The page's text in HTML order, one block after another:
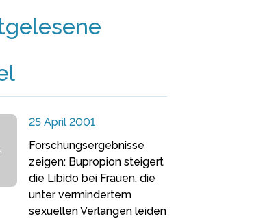
25 April 2001
Forschungsergebnisse
zeigen: Bupropion steigert
die Libido bei Frauen, die
unter vermindertem
sexuellen Verlangen leiden